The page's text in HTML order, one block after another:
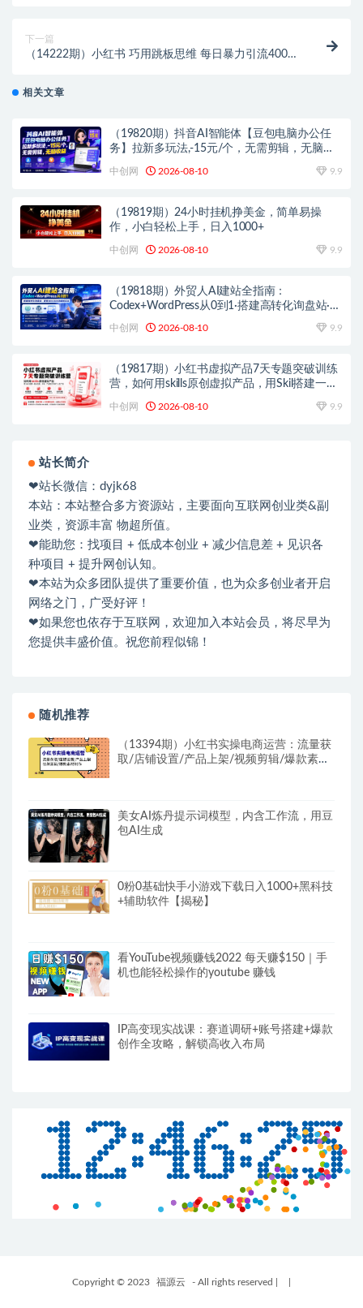
下一篇
（14222期）小红书 巧用跳板思维 每日暴力引流400＋
相关文章
（19820期）抖音AI智能体【豆包电脑办公任
务】拉新多玩法,-15元/个，无需剪辑，无脑收
中创网 2026-08-10 9.9
（19819期）24小时挂机挣美金，简单易操
作，小白轻松上手，日入1000+
中创网 2026-08-10 9.9
（19818期）外贸人AI建站全指南：
Codex+WordPress从0到1·搭建高转化询盘站·解
中创网 2026-08-10 9.9
（19817期）小红书虚拟产品7天专题突破训练
营，如何用skills原创虚拟产品，用Skil搭建一套
中创网 2026-08-10 9.9
站长简介
❤站长微信：dyjk68
本站：本站整合多方资源站，主要面向互联网创业类&副
业类，资源丰富 物超所值。
❤能助您：找项目 + 低成本创业 + 减少信息差 + 见识各
种项目 + 提升网创认知。
❤本站为众多团队提供了重要价值，也为众多创业者开启
网络之门，广受好评！
❤如果您也依存于互联网，欢迎加入本站会员，将尽早为
您提供丰盛价值。祝您前程似锦！
随机推荐
（13394期）小红书实操电商运营：流量获
取/店铺设置/产品上架/视频剪辑/爆款素材
美女AI炼丹提示词模型，内含工作流，用豆
包AI生成
0粉0基础快手小游戏下载日入1000+黑科技
+辅助软件【揭秘】
看YouTube视频赚钱2022 每天赚$150｜手
机也能轻松操作的youtube 赚钱
IP高变现实战课：赛道调研+账号搭建+爆款
创作全攻略，解锁高收入布局
Copyright © 2023 福源云 - All rights reserved